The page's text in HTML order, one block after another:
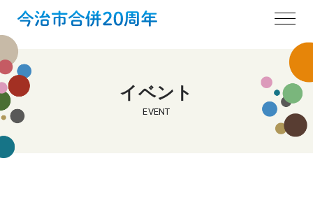
イベント
EVENT